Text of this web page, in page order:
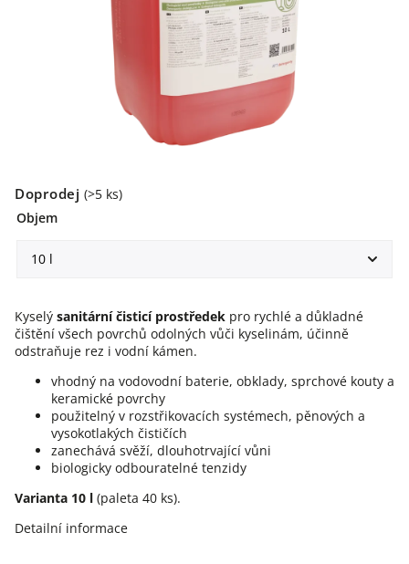
Doprodej (>5 ks)
Objem
Kyselý sanitární čisticí prostředek pro rychlé a důkladné
čištění všech povrchů odolných vůči kyselinám, účinně
odstraňuje rez i vodní kámen.
vhodný na vodovodní baterie, obklady, sprchové kouty a
keramické povrchy
použitelný v rozstřikovacích systémech, pěnových a
vysokotlakých čističích
zanechává svěží, dlouhotrvající vůni
biologicky odbouratelné tenzidy
Varianta 10 l (paleta 40 ks).
Detailní informace